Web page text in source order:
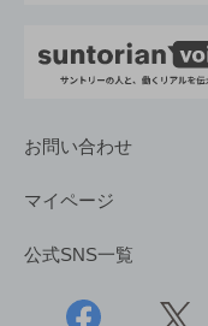
お問い合わせ
マイページ
公式SNS一覧